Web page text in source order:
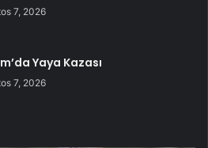
7, 2026
Yaya Kazası
7, 2026